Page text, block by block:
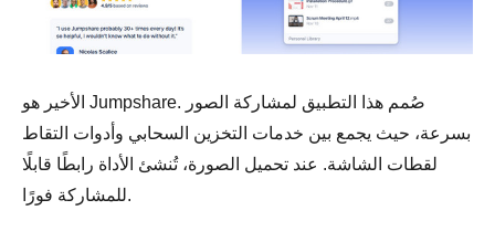
الأخير هو Jumpshare. صُمم هذا التطبيق لمشاركة الصور
بسرعة، حيث يجمع بين خدمات التخزين السحابي وأدوات التقاط
لقطات الشاشة. عند تحميل الصورة، تُنشئ الأداة رابطًا قابلًا
للمشاركة فورًا.